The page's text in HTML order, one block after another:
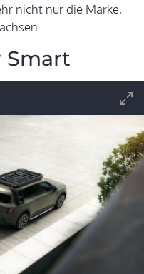
nicht nur die Marke,
Smart